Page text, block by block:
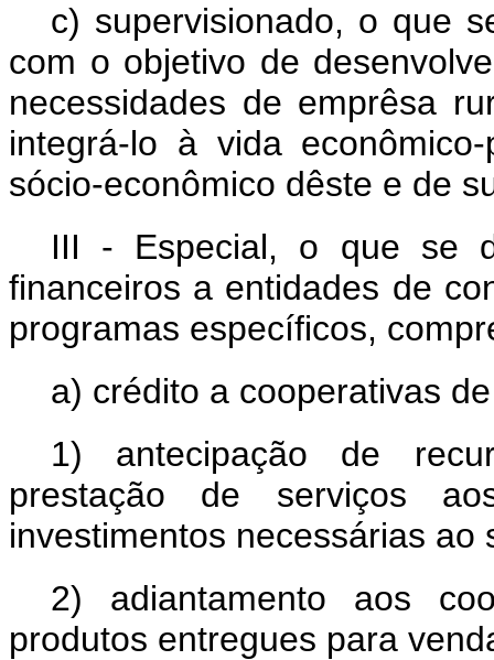
c) supervisionado, o que
com o objetivo de
necessidades de emprêsa
integrá-lo à vida
sócio-econômico dêste e de
III - Especial, o que se
financeiros a entidades de
programas específicos,
a) crédito a cooperativas
1) antecipação de
prestação de serviços
investimentos necessárias
2) adiantamento aos
produtos entregues para